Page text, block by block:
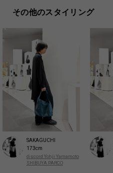
その他のスタイリング
SAKAGUCHI
173cm
discord Yohji Yamamoto
SHIBUYA PARCO